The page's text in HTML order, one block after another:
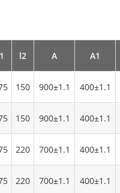
l2 А А1
150 900±1.1 400±1.1
150 900±1.1 400±1.1
220 700±1.1 400±1.1
220 700±1.1 400±1.1